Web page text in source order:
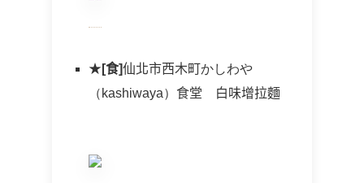
★ [食]仙北市西木町かしわや
（ kashiwaya） 食堂 白味增拉麵